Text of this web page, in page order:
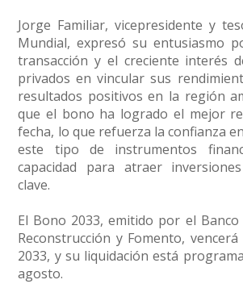
Jorge Familiar, vicepresidente y
Mundial, expresó su entusiasmo
transacción y el creciente interés
privados en vincular sus
resultados positivos en la región
que el bono ha logrado el mejor
fecha, lo que refuerza la confianza
este tipo de instrumentos
capacidad para atraer
clave.
El Bono 2033, emitido por el
Reconstrucción y Fomento,
2033, y su liquidación está
agosto.